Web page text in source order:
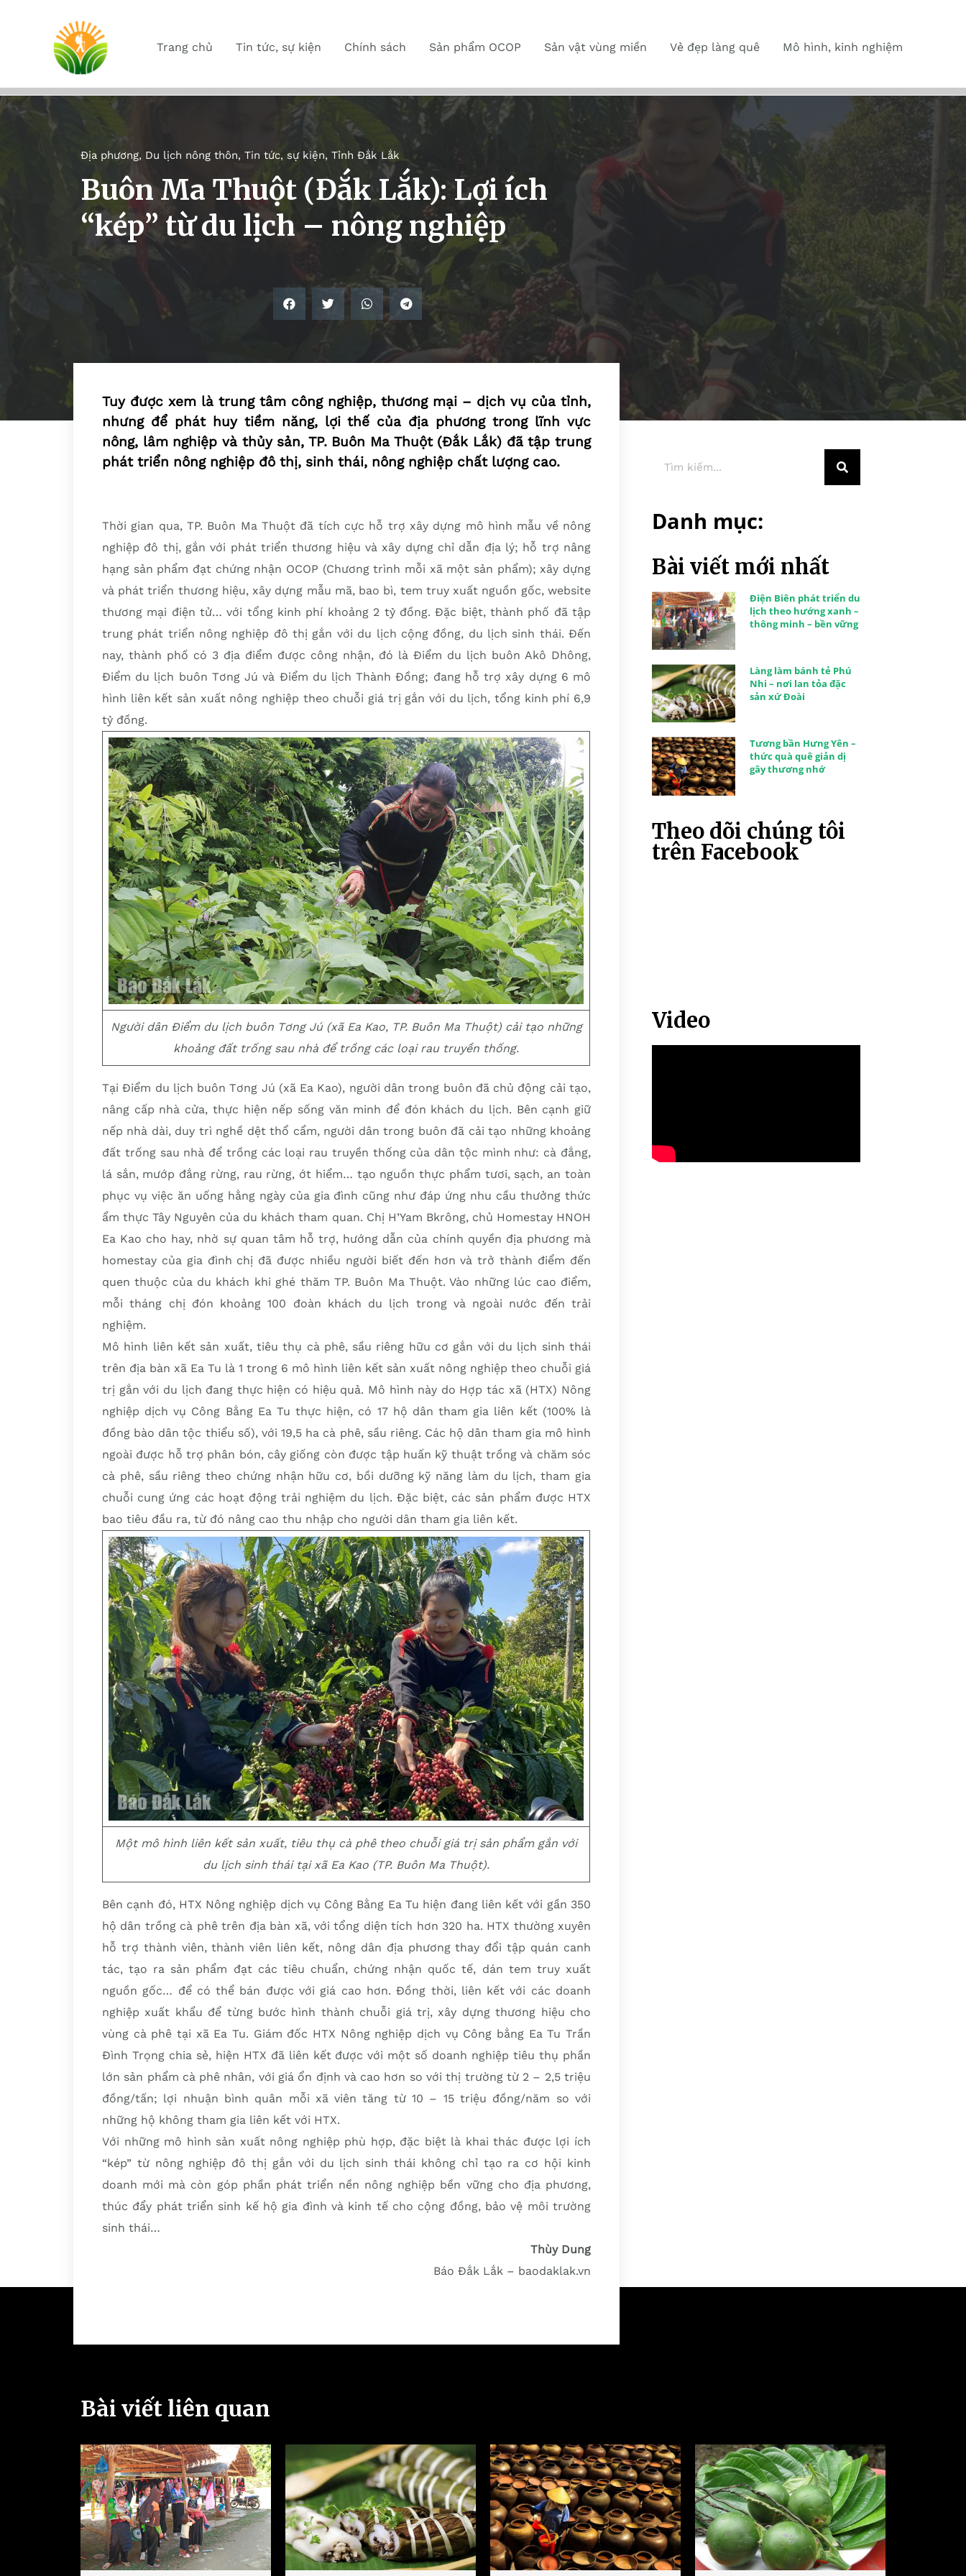
Trang chủ Tin tức, sự kiện Chính sách Sản phẩm OCOP Sản vật vùng miền Vẻ đẹp làng quê Mô hình, kinh nghiệm
Địa phương, Du lịch nông thôn, Tin tức, sự kiện, Tỉnh Đắk Lắk
Buôn Ma Thuột (Đắk Lắk): Lợi ích
“kép” từ du lịch – nông nghiệp
Tuy được xem là trung tâm công nghiệp, thương mại – dịch vụ của tỉnh,
nhưng để phát huy tiềm năng, lợi thế của địa phương trong lĩnh vực
nông, lâm nghiệp và thủy sản, TP. Buôn Ma Thuột (Đắk Lắk) đã tập trung
phát triển nông nghiệp đô thị, sinh thái, nông nghiệp chất lượng cao.
Thời gian qua, TP. Buôn Ma Thuột đã tích cực hỗ trợ xây dựng mô hình mẫu về nông
nghiệp đô thị, gắn với phát triển thương hiệu và xây dựng chỉ dẫn địa lý; hỗ trợ nâng
hạng sản phẩm đạt chứng nhận OCOP (Chương trình mỗi xã một sản phẩm); xây dựng
và phát triển thương hiệu, xây dựng mẫu mã, bao bì, tem truy xuất nguồn gốc, website
thương mại điện tử… với tổng kinh phí khoảng 2 tỷ đồng. Đặc biệt, thành phố đã tập
trung phát triển nông nghiệp đô thị gắn với du lịch cộng đồng, du lịch sinh thái. Đến
nay, thành phố có 3 địa điểm được công nhận, đó là Điểm du lịch buôn Akô Dhông,
Điểm du lịch buôn Tơng Jú và Điểm du lịch Thành Đồng; đang hỗ trợ xây dựng 6 mô
hình liên kết sản xuất nông nghiệp theo chuỗi giá trị gắn với du lịch, tổng kinh phí 6,9
tỷ đồng.
Người dân Điểm du lịch buôn Tơng Jú (xã Ea Kao, TP. Buôn Ma Thuột) cải tạo những
khoảng đất trống sau nhà để trồng các loại rau truyền thống.
Tại Điểm du lịch buôn Tơng Jú (xã Ea Kao), người dân trong buôn đã chủ động cải tạo,
nâng cấp nhà cửa, thực hiện nếp sống văn minh để đón khách du lịch. Bên cạnh giữ
nếp nhà dài, duy trì nghề dệt thổ cẩm, người dân trong buôn đã cải tạo những khoảng
đất trống sau nhà để trồng các loại rau truyền thống của dân tộc mình như: cà đắng,
lá sắn, mướp đắng rừng, rau rừng, ớt hiểm… tạo nguồn thực phẩm tươi, sạch, an toàn
phục vụ việc ăn uống hằng ngày của gia đình cũng như đáp ứng nhu cầu thưởng thức
ẩm thực Tây Nguyên của du khách tham quan. Chị H’Yam Bkrông, chủ Homestay HNOH
Ea Kao cho hay, nhờ sự quan tâm hỗ trợ, hướng dẫn của chính quyền địa phương mà
homestay của gia đình chị đã được nhiều người biết đến hơn và trở thành điểm đến
quen thuộc của du khách khi ghé thăm TP. Buôn Ma Thuột. Vào những lúc cao điểm,
mỗi tháng chị đón khoảng 100 đoàn khách du lịch trong và ngoài nước đến trải
nghiệm.
Mô hình liên kết sản xuất, tiêu thụ cà phê, sầu riêng hữu cơ gắn với du lịch sinh thái
trên địa bàn xã Ea Tu là 1 trong 6 mô hình liên kết sản xuất nông nghiệp theo chuỗi giá
trị gắn với du lịch đang thực hiện có hiệu quả. Mô hình này do Hợp tác xã (HTX) Nông
nghiệp dịch vụ Công Bằng Ea Tu thực hiện, có 17 hộ dân tham gia liên kết (100% là
đồng bào dân tộc thiểu số), với 19,5 ha cà phê, sầu riêng. Các hộ dân tham gia mô hình
ngoài được hỗ trợ phân bón, cây giống còn được tập huấn kỹ thuật trồng và chăm sóc
cà phê, sầu riêng theo chứng nhận hữu cơ, bồi dưỡng kỹ năng làm du lịch, tham gia
chuỗi cung ứng các hoạt động trải nghiệm du lịch. Đặc biệt, các sản phẩm được HTX
bao tiêu đầu ra, từ đó nâng cao thu nhập cho người dân tham gia liên kết.
Một mô hình liên kết sản xuất, tiêu thụ cà phê theo chuỗi giá trị sản phẩm gắn với
du lịch sinh thái tại xã Ea Kao (TP. Buôn Ma Thuột).
Bên cạnh đó, HTX Nông nghiệp dịch vụ Công Bằng Ea Tu hiện đang liên kết với gần 350
hộ dân trồng cà phê trên địa bàn xã, với tổng diện tích hơn 320 ha. HTX thường xuyên
hỗ trợ thành viên, thành viên liên kết, nông dân địa phương thay đổi tập quán canh
tác, tạo ra sản phẩm đạt các tiêu chuẩn, chứng nhận quốc tế, dán tem truy xuất
nguồn gốc… để có thể bán được với giá cao hơn. Đồng thời, liên kết với các doanh
nghiệp xuất khẩu để từng bước hình thành chuỗi giá trị, xây dựng thương hiệu cho
vùng cà phê tại xã Ea Tu. Giám đốc HTX Nông nghiệp dịch vụ Công bằng Ea Tu Trần
Đình Trọng chia sẻ, hiện HTX đã liên kết được với một số doanh nghiệp tiêu thụ phần
lớn sản phẩm cà phê nhân, với giá ổn định và cao hơn so với thị trường từ 2 – 2,5 triệu
đồng/tấn; lợi nhuận bình quân mỗi xã viên tăng từ 10 – 15 triệu đồng/năm so với
những hộ không tham gia liên kết với HTX.
Với những mô hình sản xuất nông nghiệp phù hợp, đặc biệt là khai thác được lợi ích
“kép” từ nông nghiệp đô thị gắn với du lịch sinh thái không chỉ tạo ra cơ hội kinh
doanh mới mà còn góp phần phát triển nền nông nghiệp bền vững cho địa phương,
thúc đẩy phát triển sinh kế hộ gia đình và kinh tế cho cộng đồng, bảo vệ môi trường
sinh thái…
Thùy Dung
Báo Đắk Lắk – baodaklak.vn
Danh mục:
Bài viết mới nhất
Điện Biên phát triển du
lịch theo hướng xanh –
thông minh – bền vững
Làng làm bánh tẻ Phú
Nhi – nơi lan tỏa đặc
sản xứ Đoài
Tương bần Hưng Yên –
thức quà quê giản dị
gây thương nhớ
Theo dõi chúng tôi
trên Facebook
Video
Bài viết liên quan